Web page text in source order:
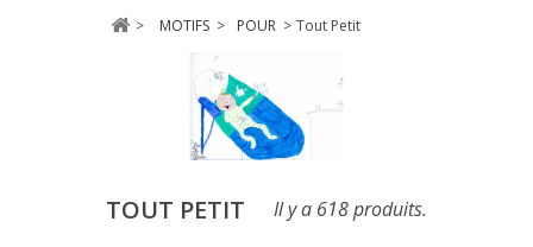
> MOTIFS > POUR > Tout Petit
TOUT PETIT Il y a 618 produits.